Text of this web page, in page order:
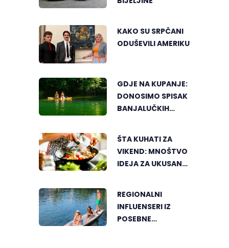
KAKO SU SRPČANI
ODUŠEVILI AMERIKU
GDJE NA KUPANJE:
DONOSIMO SPISAK
BANJALUČKIH
OSVJEŽENJE
TEKOM LJETNIH
VRUĆINA
ŠTA KUHATI ZA
VIKEND: MNOŠTVO
IDEJA ZA UKUSAN
REGIONALNI
INFLUENSERI IZ
POSEBNE